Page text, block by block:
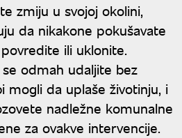
zmiju u svojoj okolini,
da nikakone pokušavate
ili uklonite.
odmah udaljite bez
mogli da uplaše životinju, i
nadležne komunalne
za ovakve intervencije.